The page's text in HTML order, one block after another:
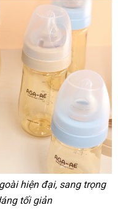
hiện đại, sang trọng
tối giản